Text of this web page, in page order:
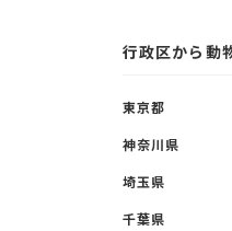
行政区から動
東京都
神奈川県
埼玉県
千葉県